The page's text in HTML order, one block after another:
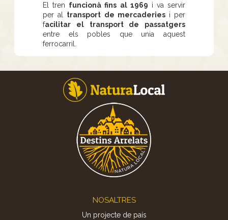
El tren funcionà fins al 1969 i va servir
per al transport de mercaderiesi per
facilitar el transport de passatgers
entre els pobles que unia aquest
ferrocarril.
NOSALTRES
Un projecte de país